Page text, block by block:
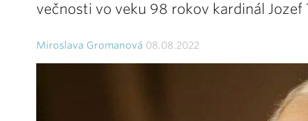
večnosti vo veku 98 rokov kardinál Jozef
Miroslava Gromanová 08.08.2022